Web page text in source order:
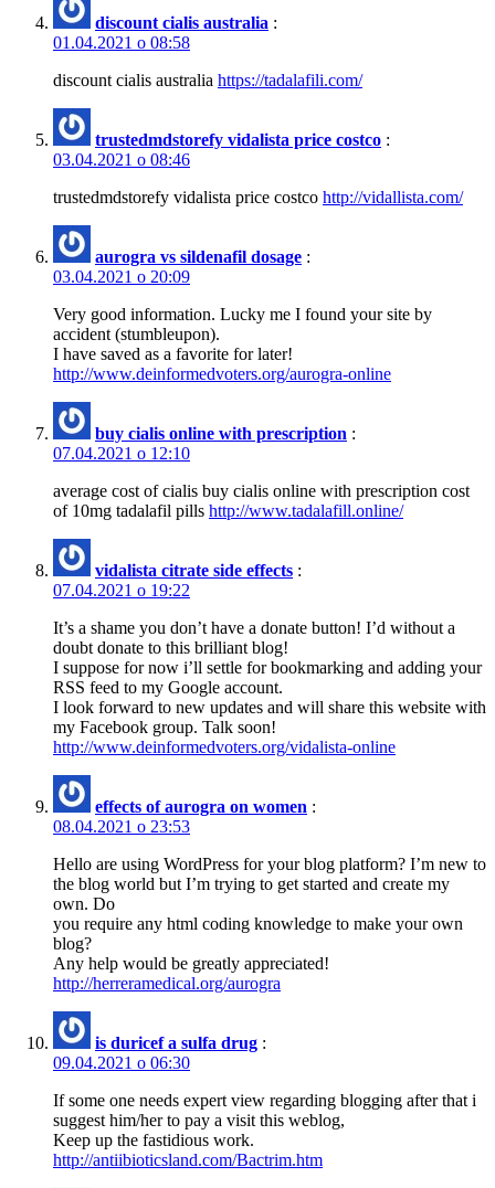
discount cialis australia :
01.04.2021 о 08:58
discount cialis australia https://tadalafili.com/
trustedmdstorefy vidalista price costco :
03.04.2021 о 08:46
trustedmdstorefy vidalista price costco http://vidallista.com/
aurogra vs sildenafil dosage :
03.04.2021 о 20:09
Very good information. Lucky me I found your site by
accident (stumbleupon).
I have saved as a favorite for later!
http://www.deinformedvoters.org/aurogra-online
buy cialis online with prescription :
07.04.2021 о 12:10
average cost of cialis buy cialis online with prescription cost
of 10mg tadalafil pills http://www.tadalafill.online/
vidalista citrate side effects :
07.04.2021 о 19:22
It’s a shame you don’t have a donate button! I’d without a
doubt donate to this brilliant blog!
I suppose for now i’ll settle for bookmarking and adding your
RSS feed to my Google account.
I look forward to new updates and will share this website with
my Facebook group. Talk soon!
http://www.deinformedvoters.org/vidalista-online
effects of aurogra on women :
08.04.2021 о 23:53
Hello are using WordPress for your blog platform? I’m new to
the blog world but I’m trying to get started and create my
own. Do
you require any html coding knowledge to make your own
blog?
Any help would be greatly appreciated!
http://herreramedical.org/aurogra
is duricef a sulfa drug :
09.04.2021 о 06:30
If some one needs expert view regarding blogging after that i
suggest him/her to pay a visit this weblog,
Keep up the fastidious work.
http://antiibioticsland.com/Bactrim.htm